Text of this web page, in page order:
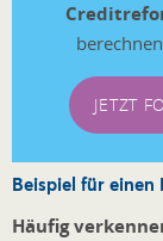
JETZT
Beispiel für einen
Häufig